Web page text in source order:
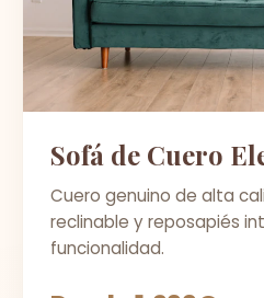
Sofá de Cuero
Cuero genuino de alta
reclinable y reposapiés
funcionalidad.